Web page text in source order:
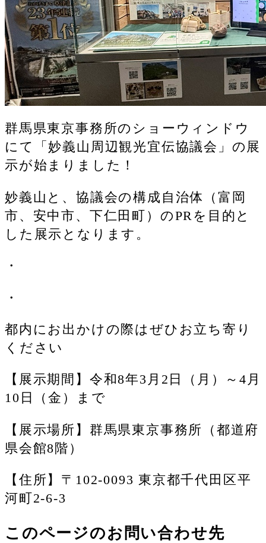
群馬県東京事務所のショーウィンドウ
にて「妙義山周辺観光宜伝協議会」の展
示が始まりました！
妙義山と、協議会の構成自治体（富岡
市、安中市、下仁田町）のPRを目的と
した展示となります。
・
・
都内にお出かけの際はぜひお立ち寄り
ください
【展示期間】令和8年3月2日（月）～4月
10日（金）まで
【展示場所】群馬県東京事務所（都道府
県会館8階）
【住所】〒102-0093 東京都千代田区平
河町2-6-3
このページのお問い合わせ先